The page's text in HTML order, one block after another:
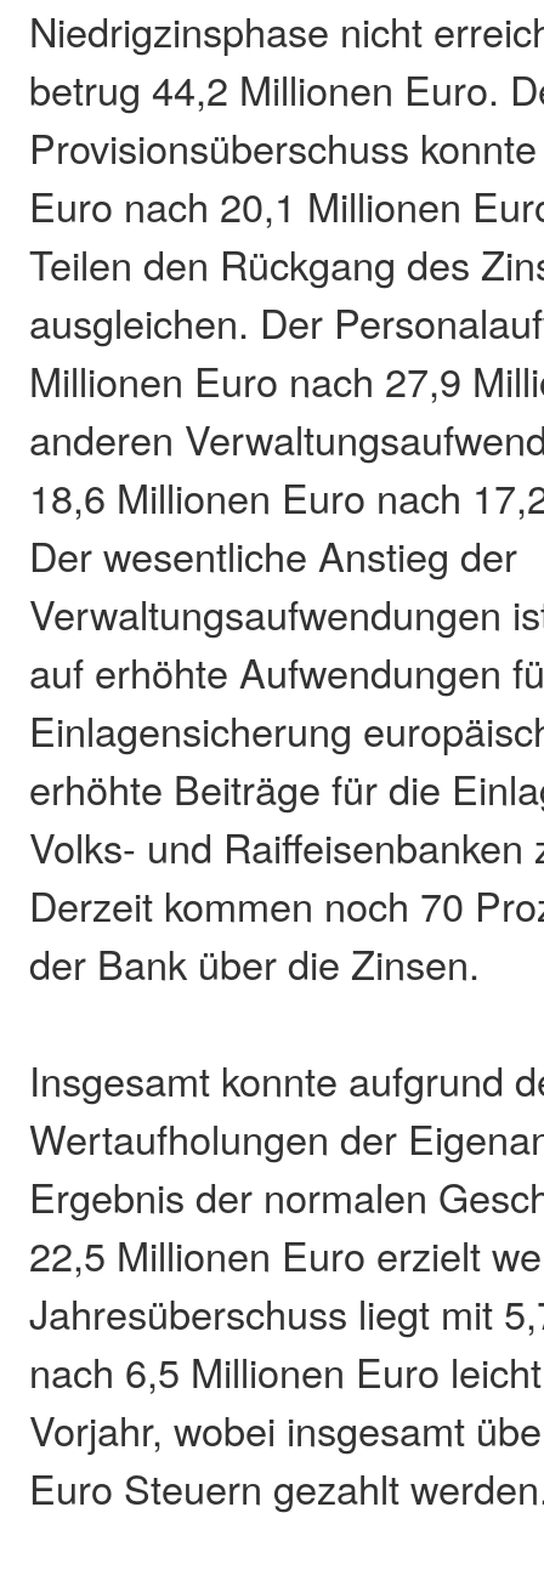
Niedrigzinsphase nicht
betrug 44,2 Millionen Euro.
Provisionsüberschuss
Euro nach 20,1 Millionen
Teilen den Rückgang des
ausgleichen. Der
Millionen Euro nach 27,9
anderen
18,6 Millionen Euro nach
Der wesentliche Anstieg der
Verwaltungsaufwendungen
auf erhöhte Aufwendungen
Einlagensicherung
erhöhte Beiträge für die
Volks- und Raiffeisenbanken
Derzeit kommen noch 70
der Bank über die Zinsen.
Insgesamt konnte aufgrund
Wertaufholungen der
Ergebnis der normalen
22,5 Millionen Euro erzielt
Jahresüberschuss liegt mit
nach 6,5 Millionen Euro
Vorjahr, wobei insgesamt
Euro Steuern gezahlt